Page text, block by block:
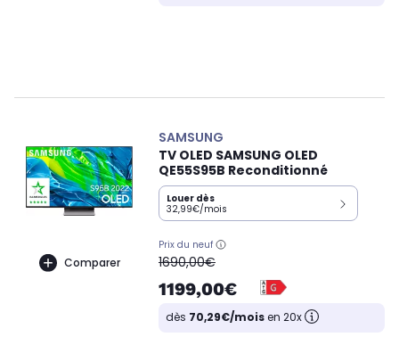
Comparer
SAMSUNG
TV OLED SAMSUNG OLED
QE55S95B Reconditionné
Louer dès
32,99€/mois
Prix du neuf
oldPrice
1690,00€
1199,00€
dès 70,29€/moisen 20x